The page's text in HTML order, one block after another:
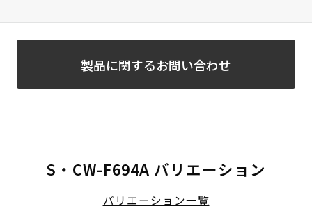
製品に関するお問い合わせ
S・CW-F694A バリエーション
バリエーション一覧